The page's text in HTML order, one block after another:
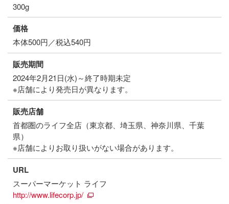
300g
価格
本体500円／税込540円
販売期間
2024年2月21日(水)～終了時期未定
※店舗により発売日が異なります。
販売店舗
首都圏のライフ全店（東京都、埼玉県、神奈川県、千葉
県）
※店舗によりお取り扱いがない場合があります。
URL
スーパーマーケット ライフ
http://www.lifecorp.jp/